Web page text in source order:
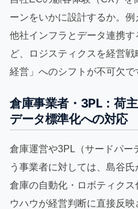
ーンをいかに設計するか。例
他社インフラとデータ連携
ど、ロジスティクスを経営
経営」へのシフトが不可欠で
倉庫事業者・3PL：荷
データ標準化への対応
倉庫運営や3PL（サードパー
う事業者に対しては、島谷
倉庫の自動化・ロボティク
ウハウが経営判断に直接反